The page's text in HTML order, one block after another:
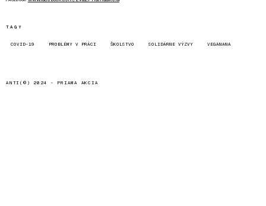
TAGY
COVID-19 PROBLÉMY V PRÁCI ŠKOLSTVO SOLIDÁRNE VÝZVY VEGANANA
ANTI(©) 2024 - PRIAMA AKCIA